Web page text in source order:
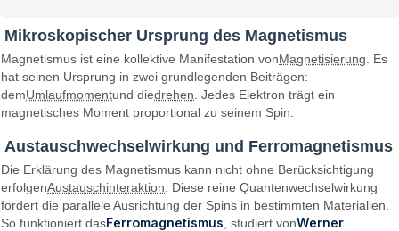
Mikroskopischer Ursprung des Magnetismus
Magnetismus ist eine kollektive Manifestation vonMagnetisierung. Es
hat seinen Ursprung in zwei grundlegenden Beiträgen:
demUmlaufmomentund diedrehen. Jedes Elektron trägt ein
magnetisches Moment proportional zu seinem Spin.
Austauschwechselwirkung und Ferromagnetismus
Die Erklärung des Magnetismus kann nicht ohne Berücksichtigung
erfolgenAustauschinteraktion . Diese reine Quantenwechselwirkung
fördert die parallele Ausrichtung der Spins in bestimmten Materialien.
So funktioniert dasFerromagnetismus , studiert vonWerner